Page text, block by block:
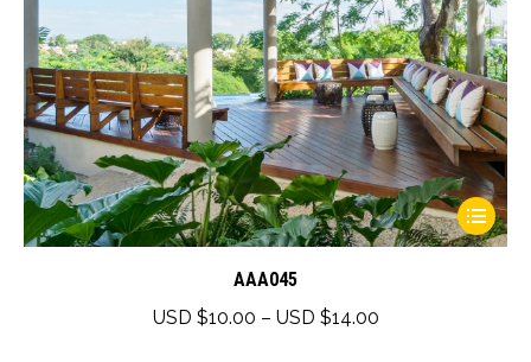
This
product
AAA045
USD $10.00 – USD $14.00Price